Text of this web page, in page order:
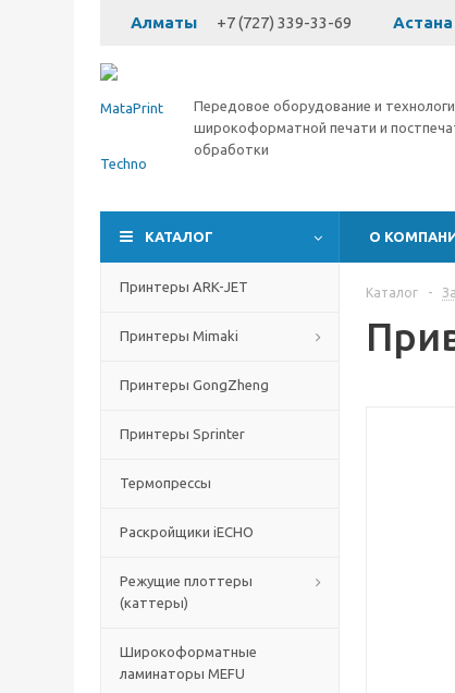
Алматы +7 (727) 339-33-69 Астана
Передовое оборудование и
широкоформатной печати и
обработки
КАТАЛОГ О
Принтеры ARK-JET
Принтеры Mimaki
Принтеры GongZheng
Принтеры Sprinter
Термопрессы
Раскройщики iECHO
Режущие плоттеры
(каттеры)
Широкоформатные
ламинаторы MEFU
Каталог -